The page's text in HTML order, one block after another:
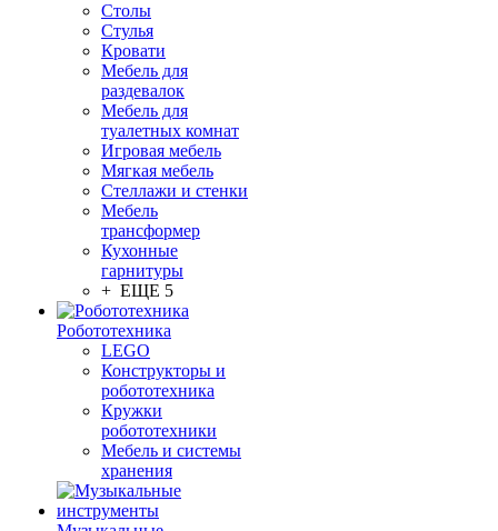
Столы
Cтулья
Кровати
Мебель для
раздевалок
Мебель для
туалетных комнат
Игровая мебель
Мягкая мебель
Стеллажи и стенки
Мебель
трансформер
Кухонные
гарнитуры
+ ЕЩЕ 5
Робототехника
LEGO
Конструкторы и
робототехника
Кружки
робототехники
Мебель и системы
хранения